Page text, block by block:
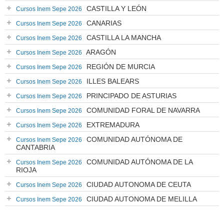
Cursos Inem Sepe 2026 CASTILLA Y LEÓN
Cursos Inem Sepe 2026 CANARIAS
Cursos Inem Sepe 2026 CASTILLA LA MANCHA
Cursos Inem Sepe 2026 ARAGÓN
Cursos Inem Sepe 2026 REGIÓN DE MURCIA
Cursos Inem Sepe 2026 ILLES BALEARS
Cursos Inem Sepe 2026 PRINCIPADO DE ASTURIAS
Cursos Inem Sepe 2026 COMUNIDAD FORAL DE NAVARRA
Cursos Inem Sepe 2026 EXTREMADURA
Cursos Inem Sepe 2026
COMUNIDAD AUTÓNOMA DE
CANTABRIA
Cursos Inem Sepe 2026
COMUNIDAD AUTÓNOMA DE LA
RIOJA
Cursos Inem Sepe 2026 CIUDAD AUTONOMA DE CEUTA
Cursos Inem Sepe 2026 CIUDAD AUTONOMA DE MELILLA